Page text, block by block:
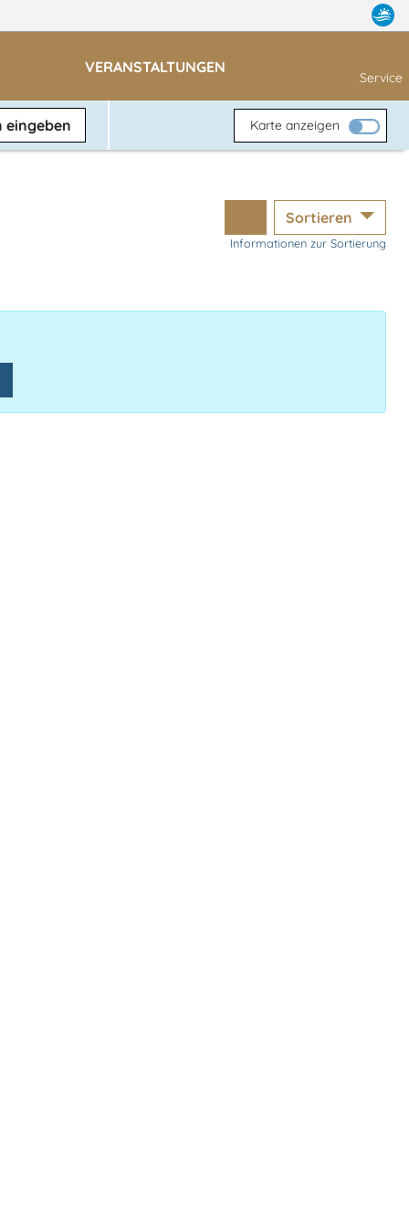
VERANSTALTUNGEN
Service
eingeben Karte anzeigen
Sortieren
Informationen zur Sortierung